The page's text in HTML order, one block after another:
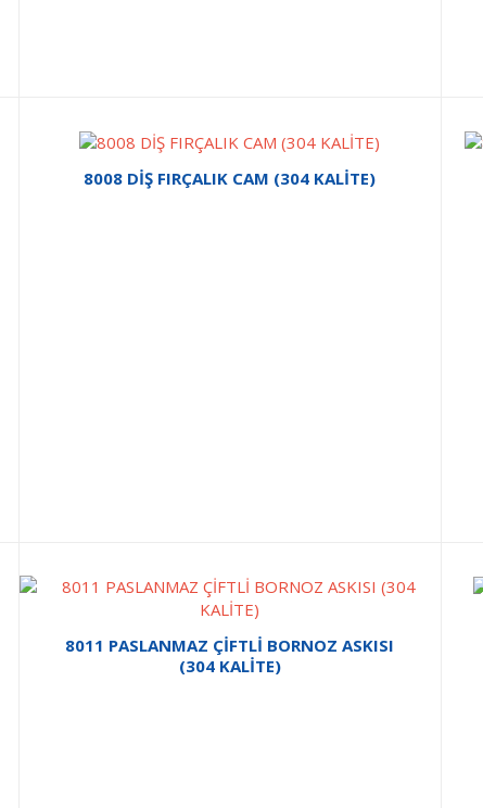
8008 DİŞ FIRÇALIK CAM (304 KALİTE)
8011 PASLANMAZ ÇİFTLİ BORNOZ ASKISI
(304 KALİTE)